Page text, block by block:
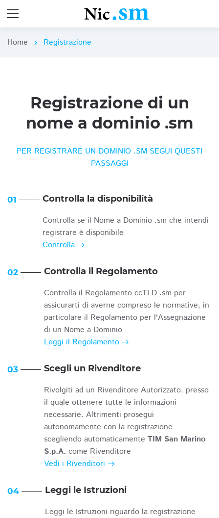
Home chevron_right Registrazione
Registrazione di un
nome a dominio .sm
PER REGISTRARE UN DOMINIO .SM SEGUI QUESTI
PASSAGGI
01 Controlla la disponibilità
Controlla se il Nome a Dominio .sm che intendi
registrare è disponibile
Controlla
02 Controlla il Regolamento
Controlla il Regolamento ccTLD .sm per
assicurarti di averne compreso le normative, in
particolare il Regolamento per l'Assegnazione
di un Nome a Dominio
Leggi il Regolamento
03 Scegli un Rivenditore
Rivolgiti ad un Rivenditore Autorizzato, presso
il quale ottenere tutte le informazioni
necessarie. Altrimenti prosegui
autonomamente con la registrazione
scegliendo automaticamente TIM San Marino
S.p.A. come Rivenditore
Vedi i Rivenditori
04 Leggi le Istruzioni
Leggi le Istruzioni riguardo la registrazione